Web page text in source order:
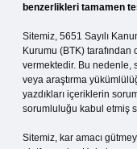
benzerlikleri tamamen
Sitemiz, 5651 Sayılı
Kurumu (BTK) tarafından
vermektedir. Bu nedenle,
veya araştırma
yazdıkları içeriklerin
sorumluluğu kabul etmiş
Sitemiz, kar amacı